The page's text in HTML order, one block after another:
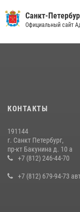
В Красногвардейском
угрожавшего мужчине
на III Международном
В Ленобласти
воспитанниками
Санкт-
Официальный сайт
КОНТАКТЫ
191144
г. Санкт Петербург,
пр-кт Бакунина д. 10 а
+7 (812) 246-44-70
+7 (812) 679-94-73